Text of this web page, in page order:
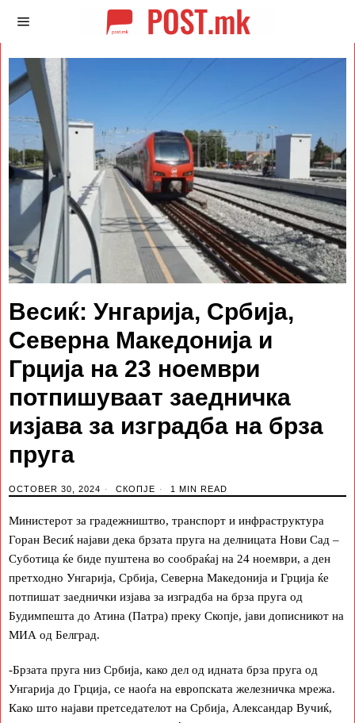
Весиќ: Унгарија, Србија,
Северна Македонија и
Грција на 23 ноември
потпишуваат заедничка
изјава за изградба на брза
пруга
OCTOBER 30, 2024 СКОПЈЕ 1 MIN READ
Министерот за градежништво, транспорт и инфраструктура
Горан Весиќ најави дека брзата пруга на делницата Нови Сад –
Суботица ќе биде пуштена во сообраќај на 24 ноември, а ден
претходно Унгарија, Србија, Северна Македонија и Грција ќе
потпишат заеднички изјава за изградба на брза пруга од
Будимпешта до Атина (Патра) преку Скопје, јави дописникот на
МИА од Белград.
-Брзата пруга низ Србија, како дел од идната брза пруга од
Унгарија до Грција, се наоѓа на европската железничка мрежа.
Како што најави претседателот на Србија, Александар Вучиќ,